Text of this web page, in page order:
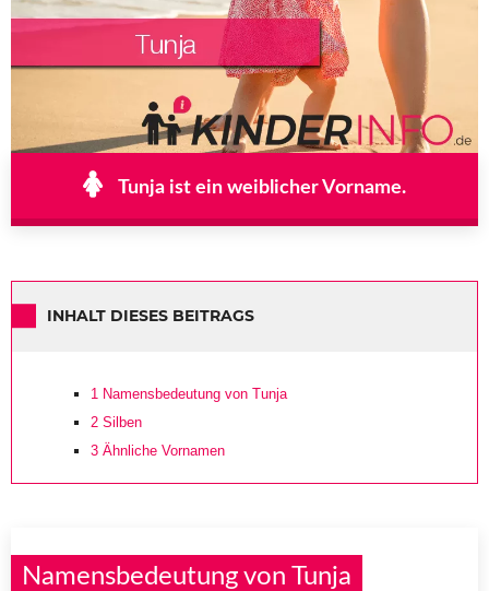
Tunja ist ein weiblicher Vorname.
INHALT DIESES BEITRAGS
1 Namensbedeutung von Tunja
2 Silben
3 Ähnliche Vornamen
Namensbedeutung von Tunja